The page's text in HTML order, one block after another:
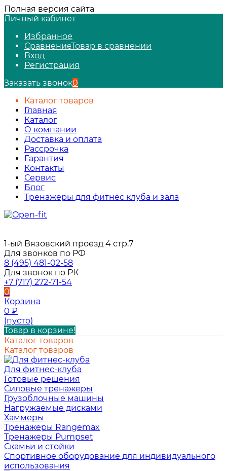
Полная версия сайта
Личный кабинет
Избранное
СравнениеТовар в сравнении
Вход
Регистрация
Заказать звонок0
Каталог товаров
Главная
Каталог
О компании
Доставка и оплата
Рассрочка
Гарантия
Контакты
Сервис
Блог
Тренажеры для фитнес клуба и зала
1-ый Вязовский проезд 4 стр.7
Для звонков по РФ
8 (495) 481-02-58
Для звонок по РК
+7 (717) 272-71-54
0
Корзина
0 ₽
(пусто)
Товар в корзине!
Каталог товаров
Каталог товаров
Для фитнес-клуба
Готовые решения
Силовые тренажеры
Грузоблочные машины
Нагружаемые дисками
Хаммеры
Тренажеры Rangemax
Тренажеры Pumpset
Скамьи и стойки
Спортивное оборудование для индивидуального
использования